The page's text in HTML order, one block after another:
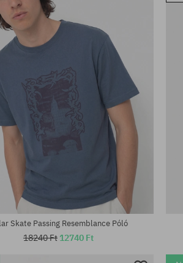
Skate Passing Resemblance Póló
18240 Ft 12740 Ft